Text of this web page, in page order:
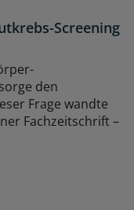
Screening
den
Frage wandte
Fachzeitschrift –